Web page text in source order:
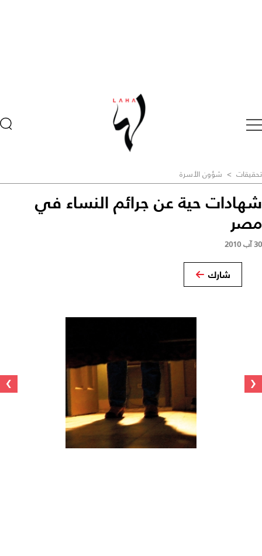
تحقيقات > شؤون الأسرة
شهادات حية عن جرائم النساء في
مصر
30 آب 2010
شارك
‹
›